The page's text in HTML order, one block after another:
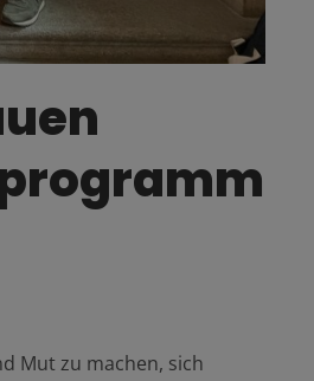
Mut zu machen, sich